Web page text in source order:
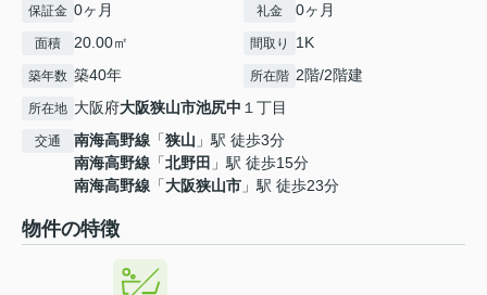
保証金 0ヶ月 礼金 0ヶ月
面積 20.00㎡ 間取り 1K
築年数 築40年 所在階 2階/2階建
所在地 大阪府大阪狭山市池尻中 １丁目
交通 南海高野線 「狭山 」駅 徒歩3分
南海高野線 「北野田 」駅 徒歩15分
南海高野線 「大阪狭山市 」駅 徒歩23分
物件の特徴